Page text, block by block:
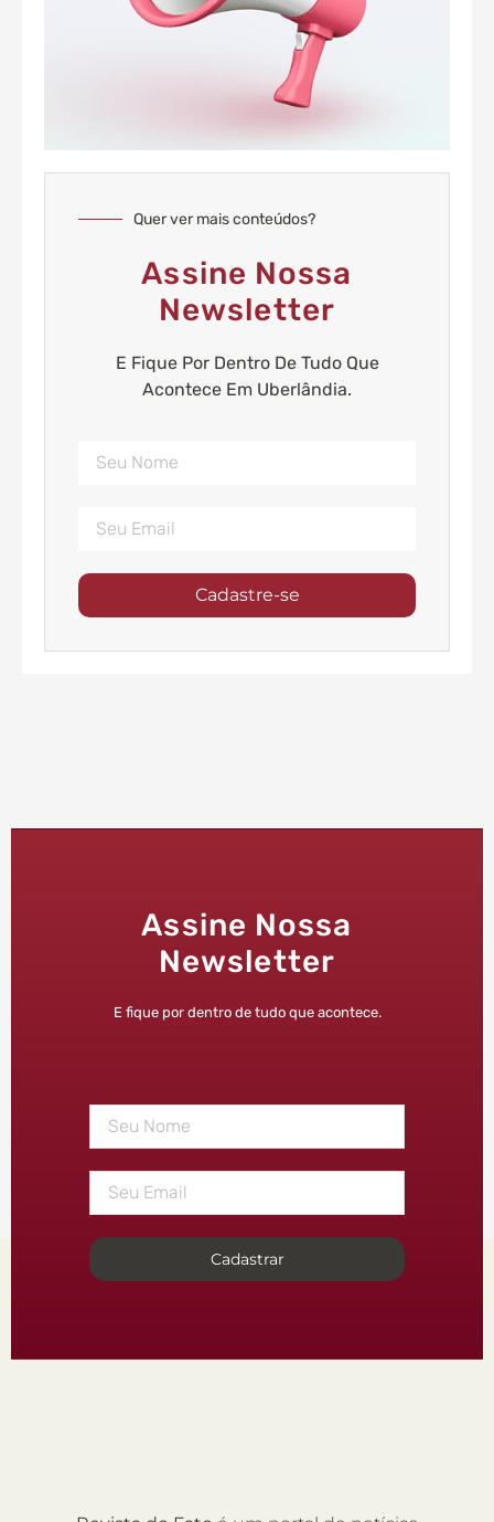
Quer ver mais conteúdos?
Assine Nossa
Newsletter
E Fique Por Dentro De Tudo Que
Acontece Em Uberlândia.
Cadastre-se
Assine Nossa
Newsletter
E fique por dentro de tudo que acontece.
Cadastrar